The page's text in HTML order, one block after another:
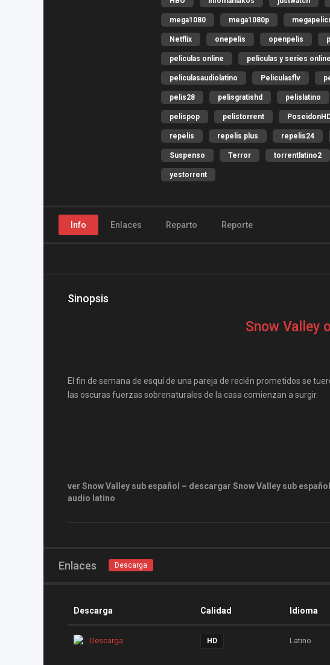
mega1080 mega1080p
Netflix onepelis openpelis
peliculas online peliculas y series online
peliculasaudiolatino Peliculasflv
pelis28 pelisgratishd pelislatino
pelispop pelistorrent
repelis repelis plus repelis24
Suspenso Terror torrentlatino2
yestorrent
Info Enlaces Reparto Reporte
Sinopsis
Snow Valley
El fin de semana de esquí de una pareja de recién prometidos se
las oscuras fuerzas sobrenaturales de la casa comienzan a surgir.
ver Snow Valley sub español – descargar Snow Valley sub
audio latino
Enlaces Descarga
Descarga Calidad Idioma
Descarga HD Latino